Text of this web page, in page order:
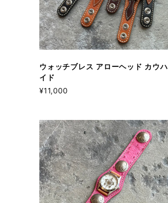
ウォッチブレス アローヘッド カウハ
イド
¥11,000